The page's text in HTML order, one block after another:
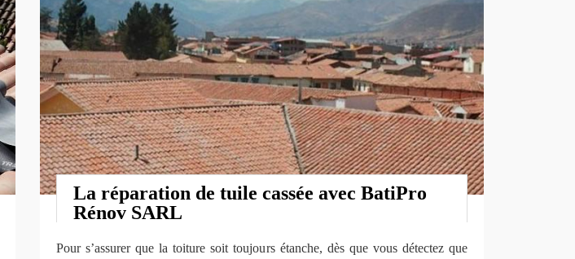
La réparation de tuile cassée avec BatiPro
Rénov SARL
Pour s’assurer que la toiture soit toujours étanche, dès que vous détectez que